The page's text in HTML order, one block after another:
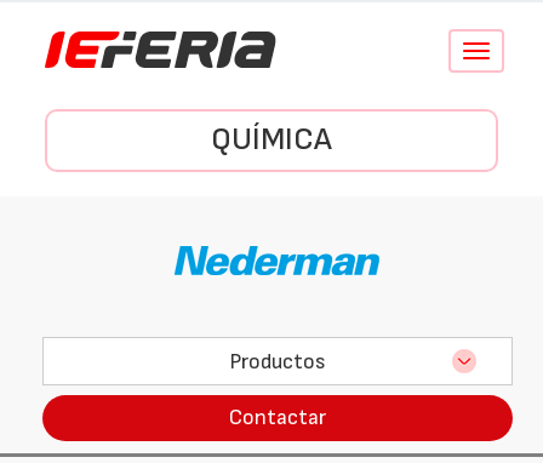
Conmutar
QUÍMICA
Productos
Contactar